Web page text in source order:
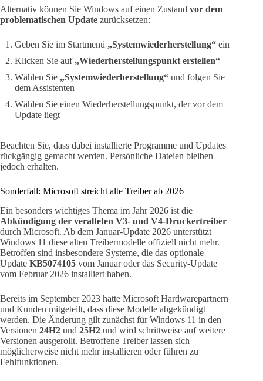
Alternativ können Sie Windows auf einen Zustand vor dem
problematischen Update zurücksetzen:
Geben Sie im Startmenü „Systemwiederherstellung“ ein
Klicken Sie auf „Wiederherstellungspunkt erstellen“
Wählen Sie „Systemwiederherstellung“ und folgen Sie
dem Assistenten
Wählen Sie einen Wiederherstellungspunkt, der vor dem
Update liegt
Beachten Sie, dass dabei installierte Programme und Updates
rückgängig gemacht werden. Persönliche Dateien bleiben
jedoch erhalten.
Sonderfall: Microsoft streicht alte Treiber ab 2026
Ein besonders wichtiges Thema im Jahr 2026 ist die
Abkündigung der veralteten V3- und V4-Druckertreiber
durch Microsoft. Ab dem Januar-Update 2026 unterstützt
Windows 11 diese alten Treibermodelle offiziell nicht mehr.
Betroffen sind insbesondere Systeme, die das optionale
Update KB5074105 vom Januar oder das Security-Update
vom Februar 2026 installiert haben.
Bereits im September 2023 hatte Microsoft Hardwarepartnern
und Kunden mitgeteilt, dass diese Modelle abgekündigt
werden. Die Änderung gilt zunächst für Windows 11 in den
Versionen 24H2 und 25H2 und wird schrittweise auf weitere
Versionen ausgerollt. Betroffene Treiber lassen sich
möglicherweise nicht mehr installieren oder führen zu
Fehlfunktionen.